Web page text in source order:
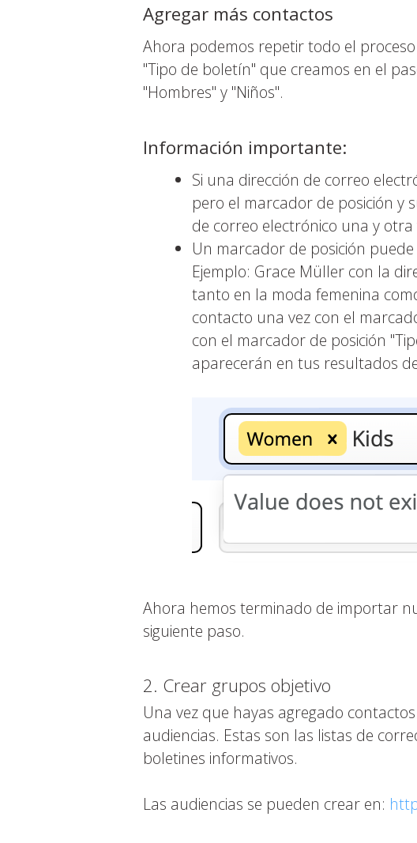
Agregar más contactos
Ahora podemos repetir todo el
"Tipo de boletín" que creamos en el
"Hombres" y "Niños".
Información importante:
Si una dirección de correo
pero el marcador de posición y
de correo electrónico una y
Un marcador de posición
Ejemplo: Grace Müller con la
tanto en la moda femenina
contacto una vez con el
con el marcador de posición
aparecerán en tus resultados
Ahora hemos terminado de importar
siguiente paso.
2. Crear grupos objetivo
Una vez que hayas agregado
audiencias. Estas son las listas de
boletines informativos.
Las audiencias se pueden crear en: